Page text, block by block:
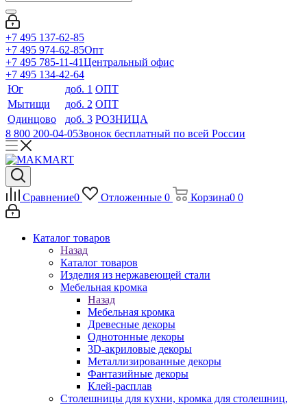
+7 495 137-62-85
+7 495 974-62-85Опт
+7 495 785-11-41Центральный офис
+7 495 134-42-64
Юг
доб. 1 ОПТ
Мытищи
доб. 2 ОПТ
Одинцово
доб. 3 РОЗНИЦА
8 800 200-04-05Звонок бесплатный по всей России
Сравнение0 Отложенные 0 Корзина0 0
Каталог товаров
Назад
Каталог товаров
Изделия из нержавеющей стали
Мебельная кромка
Назад
Мебельная кромка
Древесные декоры
Однотонные декоры
3D-акриловые декоры
Металлизированные декоры
Фантазийные декоры
Клей-расплав
Столешницы для кухни, кромка для столешниц,